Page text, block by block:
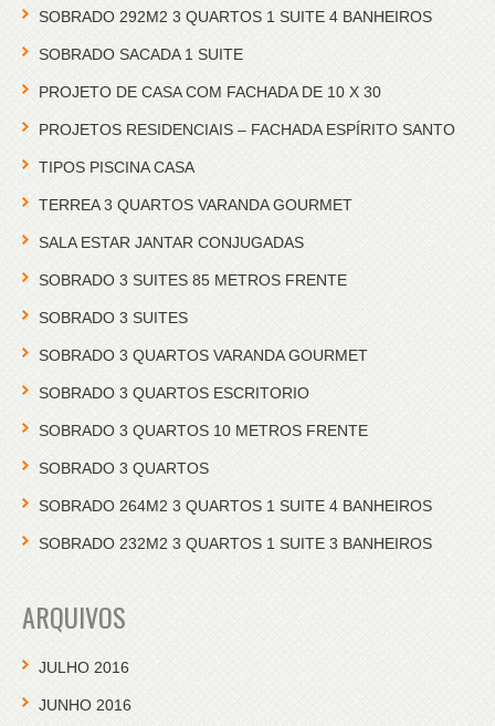
SOBRADO 292M2 3 QUARTOS 1 SUITE 4 BANHEIROS
SOBRADO SACADA 1 SUITE
PROJETO DE CASA COM FACHADA DE 10 X 30
PROJETOS RESIDENCIAIS – FACHADA ESPÍRITO SANTO
TIPOS PISCINA CASA
TERREA 3 QUARTOS VARANDA GOURMET
SALA ESTAR JANTAR CONJUGADAS
SOBRADO 3 SUITES 85 METROS FRENTE
SOBRADO 3 SUITES
SOBRADO 3 QUARTOS VARANDA GOURMET
SOBRADO 3 QUARTOS ESCRITORIO
SOBRADO 3 QUARTOS 10 METROS FRENTE
SOBRADO 3 QUARTOS
SOBRADO 264M2 3 QUARTOS 1 SUITE 4 BANHEIROS
SOBRADO 232M2 3 QUARTOS 1 SUITE 3 BANHEIROS
ARQUIVOS
JULHO 2016
JUNHO 2016